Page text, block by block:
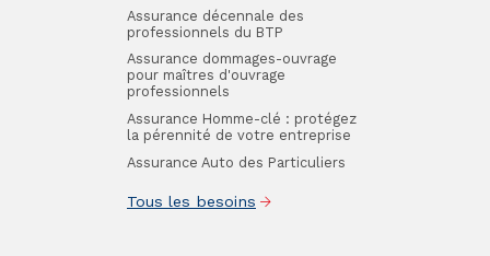
Assurance décennale des
professionnels du BTP
Assurance dommages-ouvrage
pour maîtres d'ouvrage
professionnels
Assurance Homme-clé : protégez
la pérennité de votre entreprise
Assurance Auto des Particuliers
Tous les besoins